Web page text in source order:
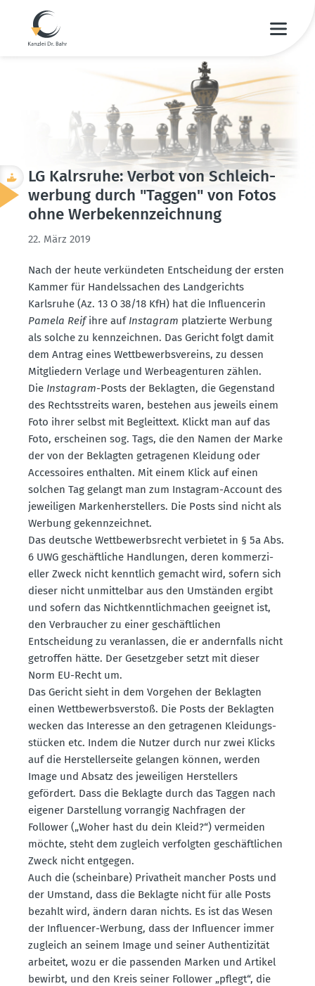
LG Kalrsruhe: Verbot von Schleich­
werbung durch "Taggen" von Fotos
ohne Werbe­kenn­zeichnung
22. März 2019
Nach der heute verkün­deten Entscheidung der ersten
Kammer für Handels­sachen des Landge­richts
Karlsruhe (Az. 13 O 38/18 KfH) hat die Influ­en­cerin
Pamela Reifihre auf Instagram platzierte Werbung
als solche zu kennzeichnen. Das Gericht folgt damit
dem Antrag eines Wettbe­werbs­vereins, zu dessen
Mitgliedern Verlage und Werbe­agen­turen zählen.
Die Instagram-Posts der Beklagten, die Gegen­stand
des Rechts­streits waren, bestehen aus jeweils einem
Foto ihrer selbst mit Begleittext. Klickt man auf das
Foto, erscheinen sog. Tags, die den Namen der Marke
der von der Beklagten getra­genen Kleidung oder
Acces­soires enthalten. Mit einem Klick auf einen
solchen Tag gelangt man zum Instagram-Account des
jewei­ligen Marken­her­stellers. Die Posts sind nicht als
Werbung gekenn­zeichnet.
Das deutsche Wettbe­werbs­recht verbietet in § 5a Abs.
6 UWG geschäft­liche Handlungen, deren kommer­zi­
eller Zweck nicht kenntlich gemacht wird, sofern sich
dieser nicht unmit­telbar aus den Umständen ergibt
und sofern das Nicht­kennt­lich­machen geeignet ist,
den Verbraucher zu einer geschäft­lichen
Entscheidung zu veran­lassen, die er andern­falls nicht
getroffen hätte. Der Gesetz­geber setzt mit dieser
Norm EU-Recht um.
Das Gericht sieht in dem Vorgehen der Beklagten
einen Wettbe­werbs­verstoß. Die Posts der Beklagten
wecken das Interesse an den getra­genen Kleidungs­
stücken etc. Indem die Nutzer durch nur zwei Klicks
auf die Herstel­ler­seite gelangen können, werden
Image und Absatz des jewei­ligen Herstellers
gefördert. Dass die Beklagte durch das Taggen nach
eigener Darstellung vorrangig Nachfragen der
Follower („Woher hast du dein Kleid?“) vermeiden
möchte, steht dem zugleich verfolgten geschäft­lichen
Zweck nicht entgegen.
Auch die (scheinbare) Privatheit mancher Posts und
der Umstand, dass die Beklagte nicht für alle Posts
bezahlt wird, ändern daran nichts. Es ist das Wesen
der Influ­encer-Werbung, dass der Influ­encer immer
zugleich an seinem Image und seiner Authen­ti­zität
arbeitet, wozu er die passenden Marken und Artikel
bewirbt, und den Kreis seiner Follower „pflegt“, die